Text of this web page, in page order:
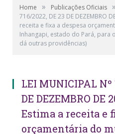
Home » Publicações Oficiais »
716/2022, DE 23 DE DEZEMBRO
receita e fixa a despesa
Inhangapi, estado do Pará, para
dá outras providências)
LEI MUNICIPAL Nº
DE DEZEMBRO DE
Estima a receita e
orçamentária do